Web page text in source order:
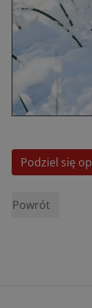
Podziel się
Powrót